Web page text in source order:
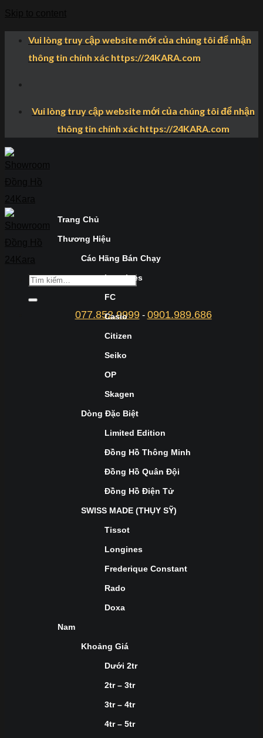
Vui lòng truy cập website mới của chúng tôi để nhận
thông tin chính xác https://24KARA.com
Vui lòng truy cập website mới của chúng tôi để nhận
thông tin chính xác https://24KARA.com
077.852.9999- 0901.989.686
Trang Chủ
Thương Hiệu
Các Hãng Bán Chạy
Longines
FC
Casio
Citizen
Seiko
OP
Skagen
Dòng Đặc Biệt
Limited Edition
Đồng Hồ Thông Minh
Đồng Hồ Quân Đội
Đồng Hồ Điện Tử
SWISS MADE (THỤY SỸ)
Tissot
Longines
Frederique Constant
Rado
Doxa
Nam
Khoảng Giá
Dưới 2tr
2tr – 3tr
3tr – 4tr
4tr – 5tr